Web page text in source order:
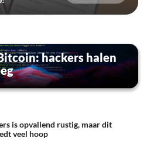
hackers halen
is opvallend rustig, maar dit
veel hoop